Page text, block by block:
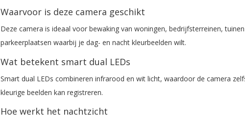
Waarvoor is deze camera geschikt
Deze camera is ideaal voor bewaking van woningen, bedrijfsterreinen,
parkeerplaatsen waarbij je dag- en nacht kleurbeelden wilt.
Wat betekent smart dual LEDs
Smart dual LEDs combineren infrarood en wit licht, waardoor de camera
kleurige beelden kan registreren.
Hoe werkt het nachtzicht